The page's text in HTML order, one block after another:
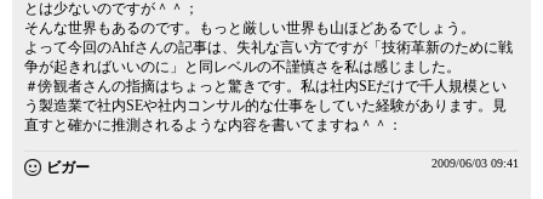
とは少ないのですが＾＾；
そんな世界もあるのです。もっと厳しい世界も山ほどあるでしょう。
よって今回のAhfさんの記事は、失礼な言い方ですが「技術革新のために戦
争が起きればいいのに」と同レベルの不謹慎さを私は感じました。
＃傍観者さんの指摘はちょっと驚きです。私は社内SEだけで千人規模とい
う製造業で社内SEや社内コンサル的な仕事をしていた経験があります。見
直すと確かに推測されるような内容を書いてますね＾＾：
ビガー 2009/06/03 09:41